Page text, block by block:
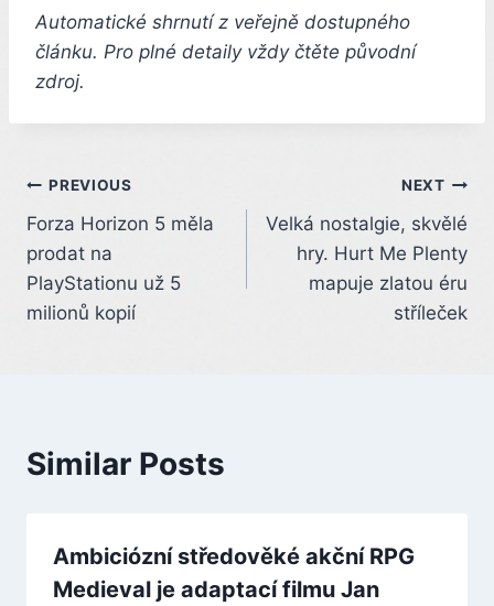
Automatické shrnutí z veřejně dostupného
článku. Pro plné detaily vždy čtěte původní
zdroj.
Post
navigation
PREVIOUS
Forza Horizon 5 měla
prodat na
PlayStationu už 5
milionů kopií
NEXT
Velká nostalgie, skvělé
hry. Hurt Me Plenty
mapuje zlatou éru
stříleček
Similar Posts
Ambiciózní středověké akční RPG
Medieval je adaptací filmu Jan